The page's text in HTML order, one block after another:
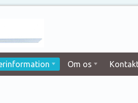
Om os